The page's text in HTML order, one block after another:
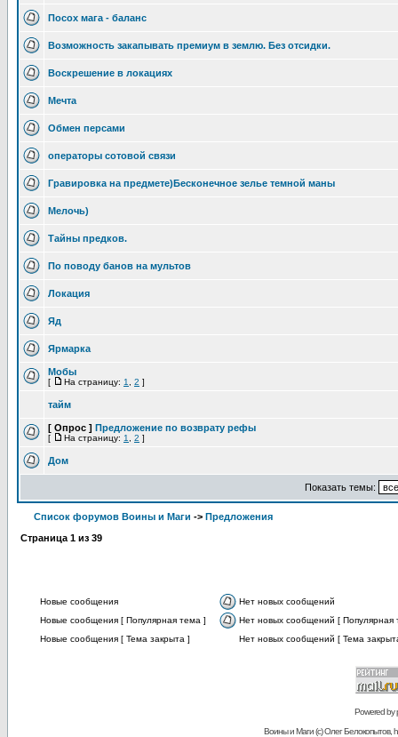
Посох мага - баланс
Возможность закапывать премиум в землю. Без отсидки.
Воскрешение в локациях
Мечта
Обмен персами
операторы сотовой связи
Гравировка на предмете)Бесконечное зелье темной маны
Мелочь)
Тайны предков.
По поводу банов на мультов
Локация
Яд
Ярмарка
Мобы
[ На страницу: 1 2 ]
тайм
[ Опрос ] Предложение по возврату рефы
[ На страницу: 1 2 ]
Дом
Показать темы:
Список форумов Воины и Маги -> Предложения
Страница 1 из 39
Новые сообщения
Нет новых сообщений
Новые сообщения [ Популярная тема ]
Нет новых сообщений [ Популярная
Новые сообщения [ Тема закрыта ]
Нет новых сообщений [ Тема
Powered by
Воины и Маги (c) Олег Белокопытов,